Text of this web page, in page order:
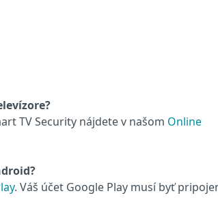
TV Security nájdete v našom Online
. Váš účet Google Play musí byť